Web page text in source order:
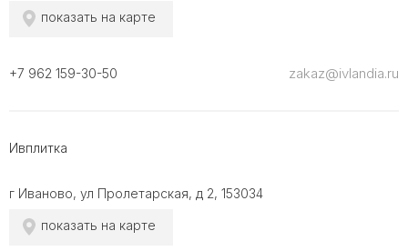
показать на карте
+7 962 159-30-50 zakaz@ivlandia.ru
Ивплитка
г Иваново, ул Пролетарская, д 2, 153034
показать на карте